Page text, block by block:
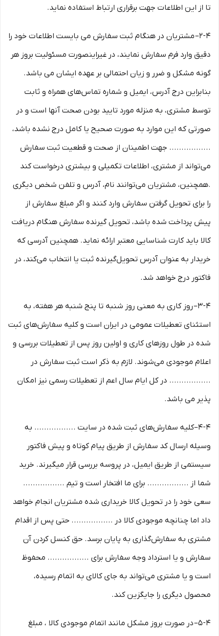
تا از این اطلاعات جهت برقراری ارتباط استفاده نماید.
2-۴– مشتریان در هنگام ثبت سفارش می بایست اطلاعات خود را
دقیق وارد فرم سفارش نمایند، در غیراینصورت مسئولیت بروز هر
گونه مشکل و ضرر و زیان احتمالی بر عهده ایشان می باشد.
بنابراین درج آدرس، ایمیل و شماره تماس‌های همراه و ثابت
توسط مشتری، به منزله مورد تایید بودن صحت آنها است و در
صورتی که این موارد به صورت صحیح یا کامل درج نشده باشد،
................. جهت اطمینان از صحت و قطعیت ثبت سفارش
می‌تواند از مشتری، اطلاعات تکمیلی و بیشتری درخواست کند
.همچنین، مشتریان می‌توانند نام، آدرس و تلفن شخص دیگری
را برای تحویل گرفتن سفارش وارد کنند و اگر مبلغ سفارش از
پیش پرداخت شده باشد، تحویل گیرنده سفارش هنگام دریافت
کالا باید کارت شناسایی معتبر ارائه نماید. همچنین آدرسی که
خریدار به عنوان آدرس تحویل‌گیرنده ثبت یا انتخاب می‌کند، در
فاکتور درج خواهد شد.
3-۴– روز کاری به معنی روز شنبه تا پنج شنبه هر هفته، به
استثنای تعطیلات عمومی در ایران است و کلیه سفارش‏‌های ثبت
شده در طول روزهای کاری و اولین روز پس از تعطیلات بررسی و
اعلام موجودی می‌‏شوند. لازم به ذکر است ثبت سفارش در
................. در کل ایام سال اعم از تعطیلات رسمی نیز امکان
پذیر می باشد.
4-۴–کلیه سفارش‌‏های ثبت شده در سایت ................. به
وسیله ارسال کد سفارش از طریق پیام کوتاه و پیش فاکتور
سیستمی از طریق ایمیل، در پروسه بررسی قرار میگیرند. خرید
شما از ................. برای ما افتخار است و تیم .................
سعی خود را در تحویل کالا خریداری شده مشتریان انجام خواهد
داد اما چنانچه موجودی کالا در ................. حتی پس از اقدام
مشتری به سفارش‌‏گذاری به پایان برسد. حق کنسل کردن آن
سفارش و یا استرداد وجه سفارش برای ................. محفوظ
است و یا مشتری می‏‌تواند به جای کالای به اتمام رسیده،
محصول دیگری را جایگزین کند.
5-۴– در صورت بروز مشکل مانند اتمام موجودی کالا ، مبلغ